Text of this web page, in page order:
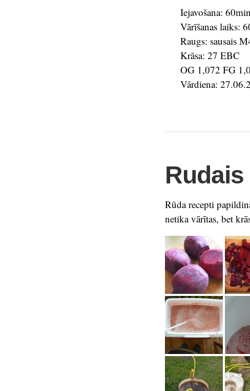
Iejavošana:
Vārīšanas laiks:
Raugs: sausais
Krāsa: 27 EBC
OG 1,072 FG
Vārdiena:
Rūda recepti
netika vārītas, bet